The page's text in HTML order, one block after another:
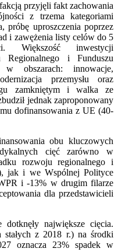
przyjęli fakt zachowania
z trzema kategoriami
próbę uproszczenia poprzez
i zawężenia listy celów do 5
Większość inwestycji
Regionalnego i Funduszu
w obszarach: innowacje,
przemysłu oraz
zamkniętym i walka ze
jednak zaproponowany
dofinansowania z UE (40-
obu kluczowych
cięć zarówno w
rozwoju regionalnego i
jak i we Wspólnej Polityce
i -13% w drugim filarze
dla przedstawicieli
największe cięcia.
z 2018 r.) na środki
oznacza 23% spadek w